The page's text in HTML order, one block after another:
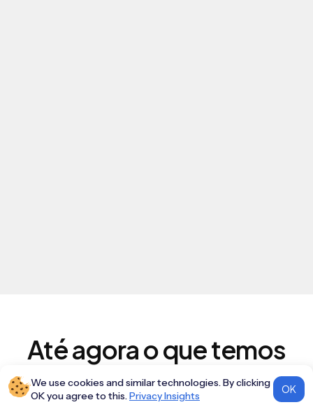
We use cookies and similar technologies. By clicking
OK you agree to this.Privacy Insights
OK
Até agora o que temos
Integrados...